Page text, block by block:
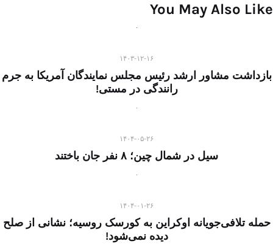
You May Also Like
۱۴۰۳-۱۲-۱۶
بازداشت مشاور ارشد رئیس مجلس نمایندگان آمریکا به جرم
رانندگی در مستی!
۱۴۰۴-۰۵-۲۶
سیل در شمال چین؛ ۸ نفر جان باختند
۱۴۰۴-۰۱-۲۶
حمله تلافی‌جویانه اوکراین به کورسک روسیه؛ نشانی از صلح
دیده نمی‌شود!